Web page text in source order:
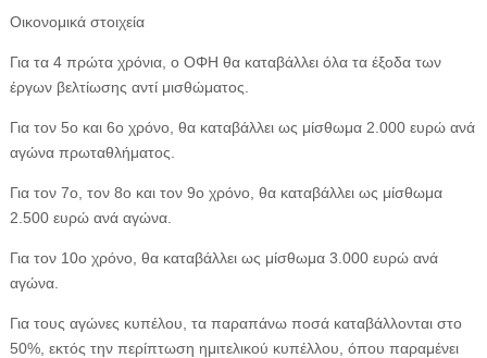
Οικονομικά στοιχεία
Για τα 4 πρώτα χρόνια, ο ΟΦΗ θα καταβάλλει όλα τα έξοδα των
έργων βελτίωσης αντί μισθώματος.
Για τον 5ο και 6ο χρόνο, θα καταβάλλει ως μίσθωμα 2.000 ευρώ ανά
αγώνα πρωταθλήματος.
Για τον 7ο, τον 8ο και τον 9ο χρόνο, θα καταβάλλει ως μίσθωμα
2.500 ευρώ ανά αγώνα.
Για τον 10ο χρόνο, θα καταβάλλει ως μίσθωμα 3.000 ευρώ ανά
αγώνα.
Για τους αγώνες κυπέλου, τα παραπάνω ποσά καταβάλλονται στο
50%, εκτός την περίπτωση ημιτελικού κυπέλλου, όπου παραμένει